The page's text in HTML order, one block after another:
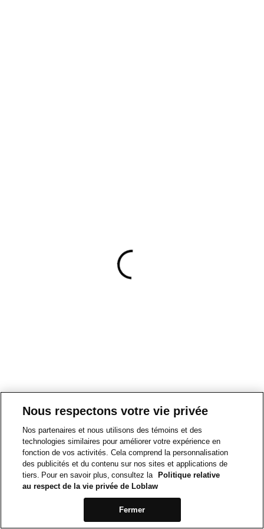
Nous respectons votre vie privée
Nos partenaires et nous utilisons des témoins et des
technologies similaires pour améliorer votre expérience en
fonction de vos activités. Cela comprend la personnalisation
des publicités et du contenu sur nos sites et applications de
tiers. Pour en savoir plus, consultez la
Politique relative
au respect de la vie privée de Loblaw
Fermer